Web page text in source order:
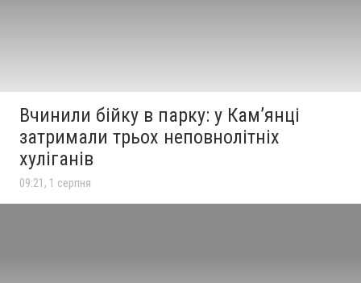
Вчинили бійку в парку: у Кам’янці
затримали трьох неповнолітніх
хуліганів
09:21, 1 серпня